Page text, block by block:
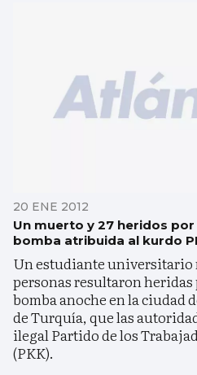
20 ENE 2012
Un muerto y 27 heridos
bomba atribuida al kurdo
Un estudiante universitario
personas resultaron
bomba anoche en la ciudad
de Turquía, que las
ilegal Partido de los
(PKK).